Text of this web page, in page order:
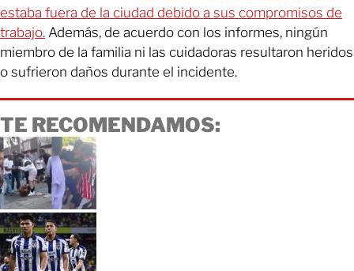
estaba fuera de la ciudad debido a sus compromisos de
trabajo. Además, de acuerdo con los informes, ningún
miembro de la familia ni las cuidadoras resultaron heridos
o sufrieron daños durante el incidente.
TE RECOMENDAMOS: